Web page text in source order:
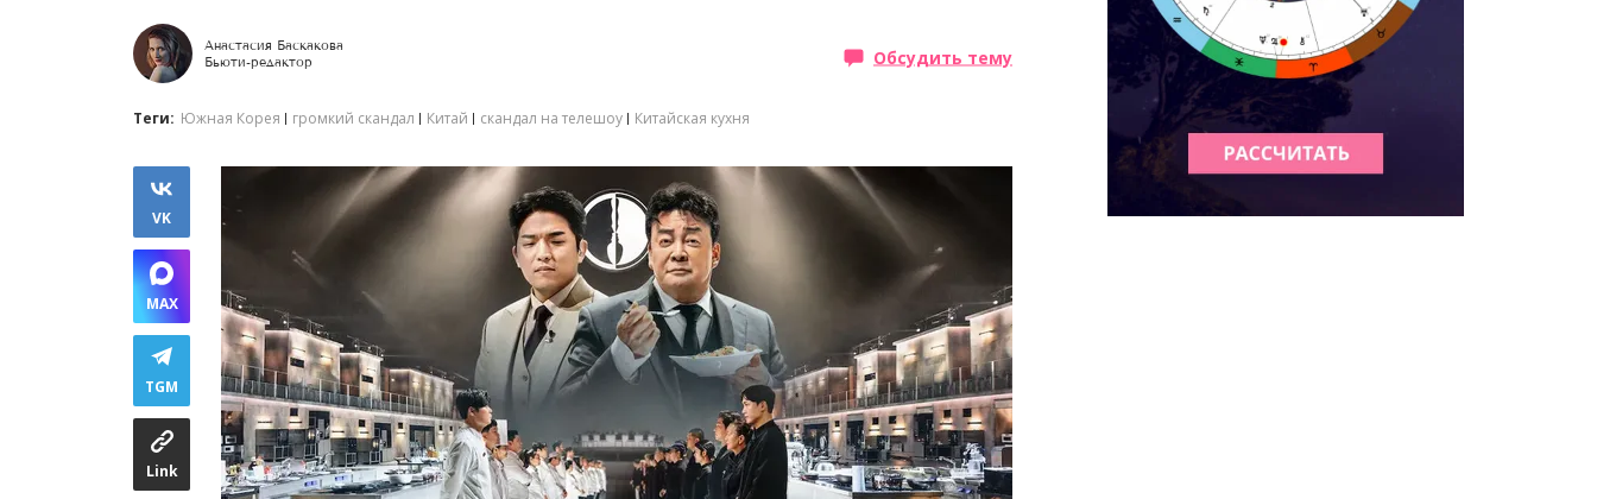
Анастасия Баскакова
Бьюти-редактор
Обсудить тему
Теги: Южная Корея громкий скандал Китай скандал на телешоу Китайская кухня
VK
MAX
TGM
Link